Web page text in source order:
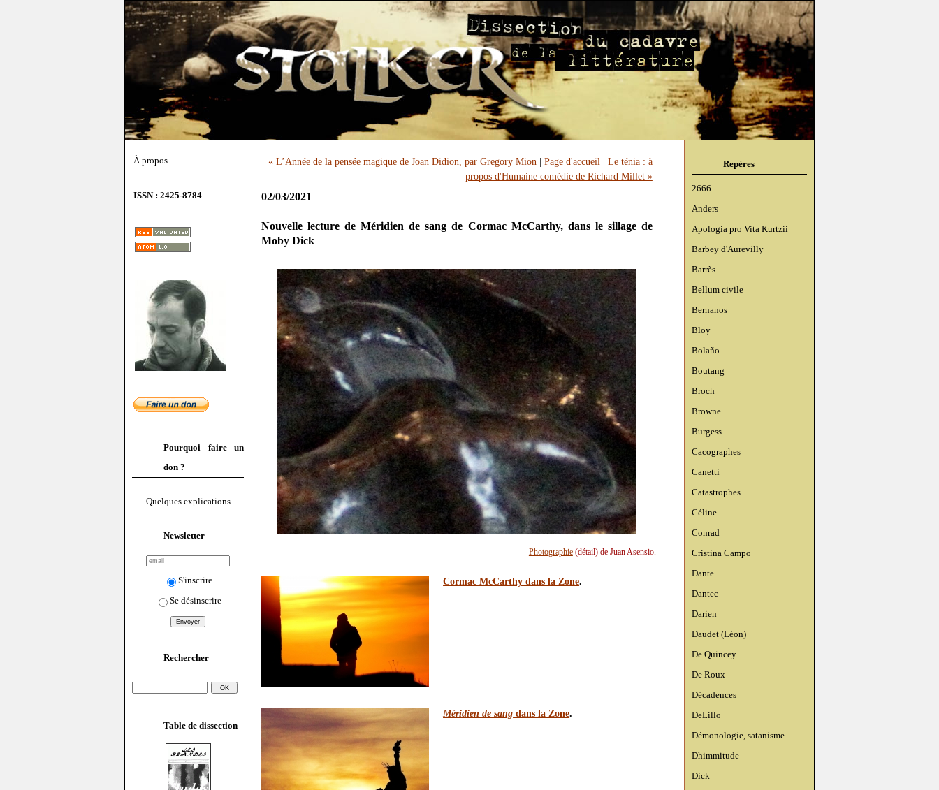
À propos
ISSN : 2425-8784
Pourquoi faire un
don ?
Quelques explications
Newsletter
S'inscrire
Se désinscrire
Rechercher
Table de dissection
Repères
2666
Anders
Apologia pro Vita Kurtzii
Barbey d'Aurevilly
Barrès
Bellum civile
Bernanos
Bloy
Bolaño
Boutang
Broch
Browne
Burgess
Cacographes
Canetti
Catastrophes
Céline
Conrad
Cristina Campo
Dante
Dantec
Darien
Daudet (Léon)
De Quincey
De Roux
Décadences
DeLillo
Démonologie, satanisme
Dhimmitude
Dick
« L’Année de la pensée magique de Joan Didion, par Gregory Mion | Page d'accueil | Le ténia : à
propos d'Humaine comédie de Richard Millet »
02/03/2021
Nouvelle lecture de Méridien de sang de Cormac McCarthy, dans le sillage de
Moby Dick
Photographie(détail) de Juan Asensio.
Cormac McCarthy dans la Zone.
Méridien de sang dans la Zone.